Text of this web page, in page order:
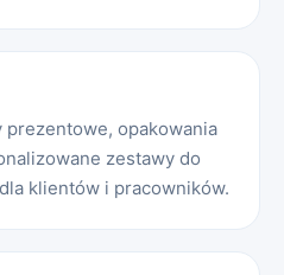
prezentowe, opakowania
zestawy do
klientów i pracowników.